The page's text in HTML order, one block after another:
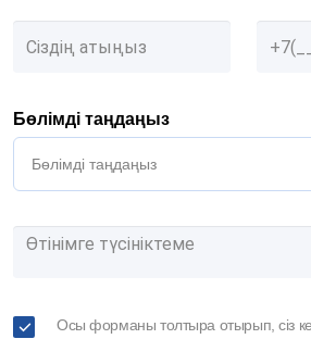
Бөлімді таңдаңыз
Бөлімді таңдаңыз
Осы форманы толтыра отырып, сіз